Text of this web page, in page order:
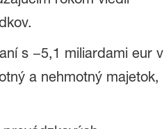
s −5,1 miliardami eur v
a nehmotný majetok,